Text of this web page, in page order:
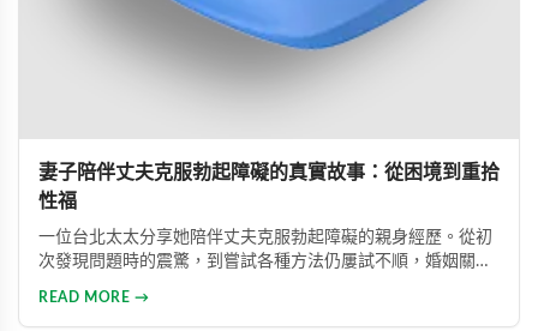
妻子陪伴丈夫克服勃起障礙的真實故事：從困境到重拾
性福
一位台北太太分享她陪伴丈夫克服勃起障礙的親身經歷。從初
次發現問題時的震驚，到嘗試各種方法仍屢試不順，婚姻關係
READ MORE →